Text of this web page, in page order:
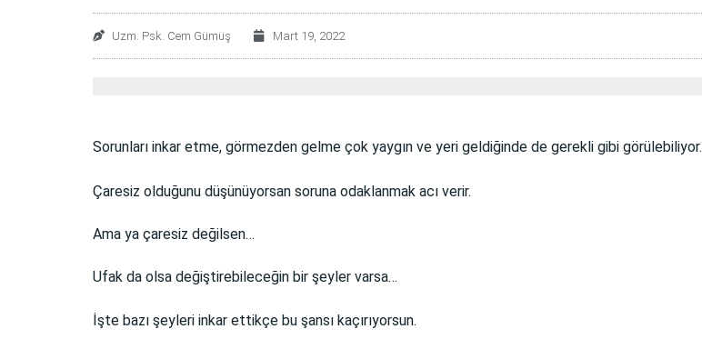
Uzm. Psk. Cem Gümüş Mart 19, 2022
Sorunları inkar etme, görmezden gelme çok yaygın ve yeri geldiğinde de gerekli gibi görülebiliyor.
Çaresiz olduğunu düşünüyorsan soruna odaklanmak acı verir.
Ama ya çaresiz değilsen…
Ufak da olsa değiştirebileceğin bir şeyler varsa…
İşte bazı şeyleri inkar ettikçe bu şansı kaçırıyorsun.